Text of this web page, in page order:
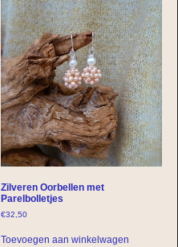
Zilveren Oorbellen met
Parelbolletjes
€32,50
Toevoegen aan winkelwagen